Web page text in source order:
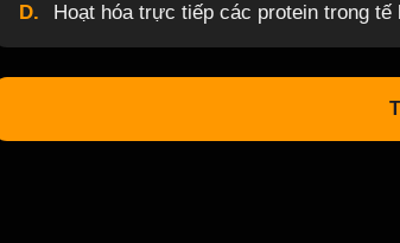
D. Hoạt hóa trực tiếp các protein trong tế